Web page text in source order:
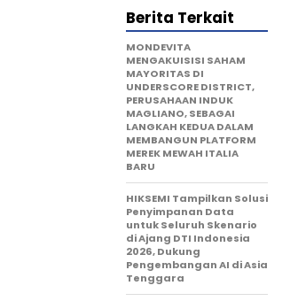
Berita Terkait
MONDEVITA
MENGAKUISISI SAHAM
MAYORITAS DI
UNDERSCORE DISTRICT,
PERUSAHAAN INDUK
MAGLIANO, SEBAGAI
LANGKAH KEDUA DALAM
MEMBANGUN PLATFORM
MEREK MEWAH ITALIA
BARU
HIKSEMI Tampilkan Solusi
Penyimpanan Data
untuk Seluruh Skenario
di Ajang DTI Indonesia
2026, Dukung
Pengembangan AI di Asia
Tenggara